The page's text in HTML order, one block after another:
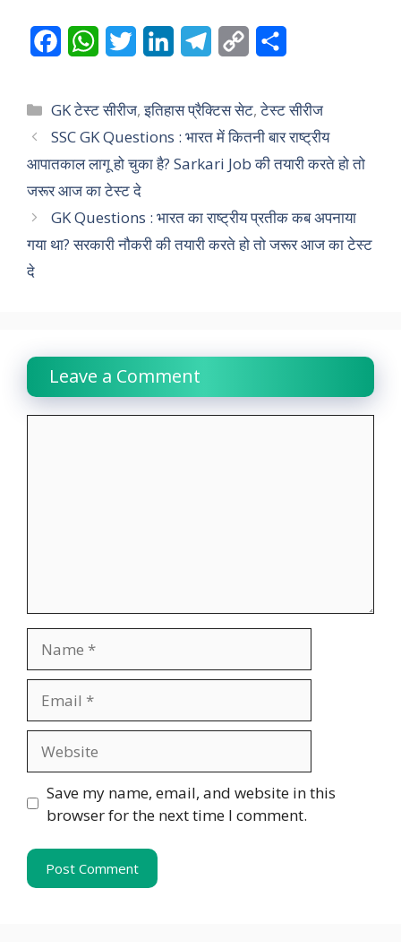
c
e
b
o
o
k
W
a
t
s
A
p
p
i
t
t
e
r
n
k
e
I
n
l
e
g
a
m
p
y
L
n
k
a
r
e
Categories
GK टेस्ट सीरीज,इतिहास प्रैक्टिस सेट,टेस्ट सीरीज
SSC GK Questions : भारत में कितनी बार राष्ट्रीय
आपातकाल लागू हो चुका है? Sarkari Job की तयारी करते हो तो
जरूर आज का टेस्ट दे
GK Questions : भारत का राष्ट्रीय प्रतीक कब अपनाया
गया था? सरकारी नौकरी की तयारी करते हो तो जरूर आज का टेस्ट
दे
Leave a Comment
Save my name, email, and website in this
browser for the next time I comment.